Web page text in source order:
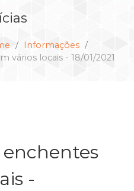
Informações
vários locais - 18/01/2021
-